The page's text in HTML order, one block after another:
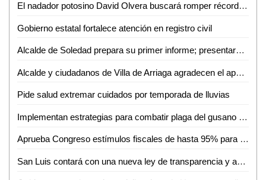
El nadador potosino David Olvera buscará romper récord Guinness en Manhattan
Gobierno estatal fortalece atención en registro civil
Alcalde de Soledad prepara su primer informe; presentará más de 50 obras de infraestructura realizadas
Alcalde y ciudadanos de Villa de Arriaga agradecen el apoyo del gobierno estatal
Pide salud extremar cuidados por temporada de lluvias
Implementan estrategias para combatir plaga del gusano cogollero en maíz en Ciudad Valles
Aprueba Congreso estímulos fiscales de hasta 95% para contribuyentes de Villa de Pozos
San Luis contará con una nueva ley de transparencia y acceso a la información, resultado del trabajo y análisis que se realiza en comisiones